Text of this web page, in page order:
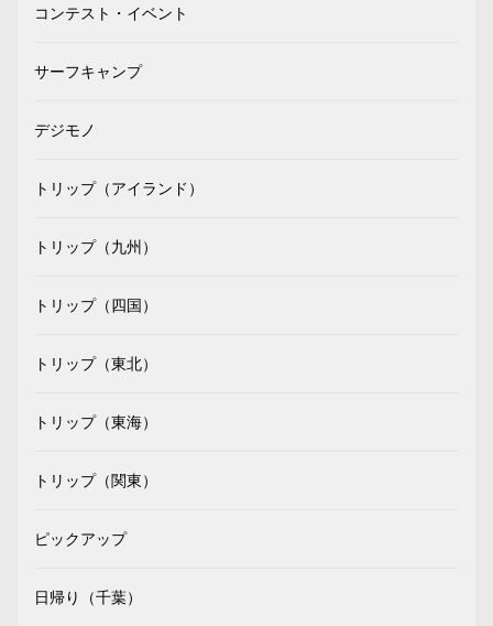
コンテスト・イベント
サーフキャンプ
デジモノ
トリップ（アイランド）
トリップ（九州）
トリップ（四国）
トリップ（東北）
トリップ（東海）
トリップ（関東）
ピックアップ
日帰り（千葉）